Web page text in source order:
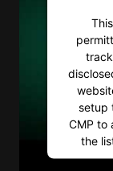
setup
CMP to
the